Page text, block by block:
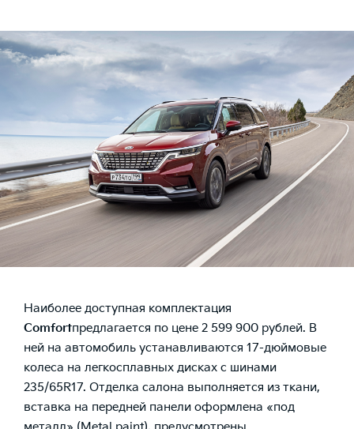
Наиболее доступная комплектация
Comfortпредлагается по цене 2 599 900 рублей. В
ней на автомобиль устанавливаются 17-дюймовые
колеса на легкосплавных дисках с шинами
235/65R17. Отделка салона выполняется из ткани,
вставка на передней панели оформлена «под